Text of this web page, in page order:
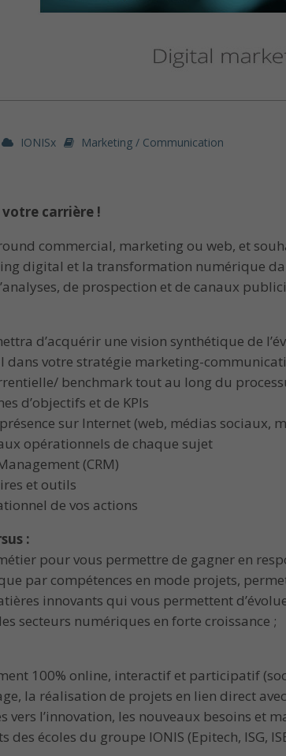
IONISx Marketing / Communication
carrière !
commercial, marketing ou web, et
digital et la transformation numérique
de prospection et de canaux
d’acquérir une vision synthétique de
dans votre stratégie marketing-
benchmark tout au long du
d’objectifs et de KPIs
sur Internet (web, médias sociaux,
opérationnels de chaque sujet
(CRM)
et outils
de vos actions
:
pour vous permettre de gagner en
par compétences en mode projets,
innovants qui vous permettent
secteurs numériques en forte croissance ;
100% online, interactif et participatif
la réalisation de projets en lien direct
vers l’innovation, les nouveaux besoins et
des écoles du groupe IONIS (Epitech, ISG,